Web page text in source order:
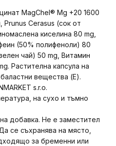
MagChel® Mg +20 1600
Prunus Cerasus (сок от
киселина 80 mg,
(50% полифеноли) 80
чай) 50 mg, Витамин
Растителна капсула на
вещества (E).
s.r.o.
на сухо и тъмно
добавка. Не е заместител
се ​​съхранява на място,
за бременни или